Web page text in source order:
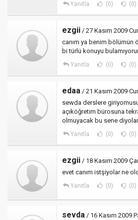
Yanıtla (0) (0)
ezgii / 27 Kasım 2009
canım ya benim bölümün
bi türlü konuyu
Yanıtla (0) (0)
edaa / 21 Kasım 2009
sewda derslere
açıköğretim bürosuna
olmuyacak bu sene
Yanıtla (0) (0)
ezgii / 18 Kasım 2009
evet canım istşiyolar ne
Yanıtla (0) (0)
sevda / 16 Kasım 2009